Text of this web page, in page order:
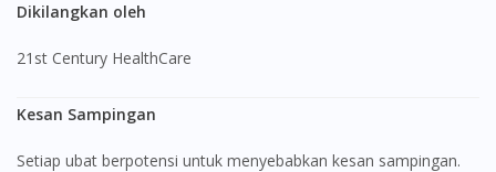
Dikilangkan oleh
21st Century HealthCare
Kesan Sampingan
Setiap ubat berpotensi untuk menyebabkan kesan sampingan.